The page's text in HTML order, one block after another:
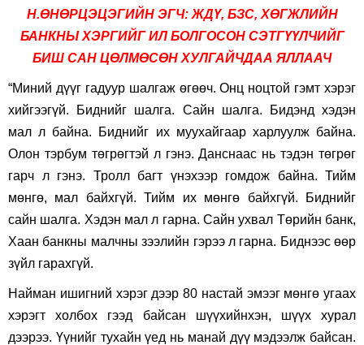
Н.ӨНӨРЦЭЦЭГИЙН ЭГЧ: ЖДҮ, БЗС, ХӨГЖЛИЙН
БАНКНЫ ХЭРГИЙГ ИЛ БОЛГОСОН СЭТГҮҮЛЧИЙГ
БИШ САН ЦӨЛМӨСӨН ХУЛГАЙЧДАА ЯЛЛААЧ
“Миний дүүг гадуур шалгаж өгөөч. Онц ноцтой гэмт хэрэг
хийгээгүй. Биднийг шалга. Сайн шалга. Бидэнд хэдэн
мал л байна. Биднийг их муухайгаар харлуулж байна.
Олон тэрбум төгрөгтэй л гэнэ. Данснаас нь тэдэн төгрөг
гарч л гэнэ. Тролл багт үнэхээр гомдож байна. Тийм
мөнгө, мал байхгүй. Тийм их мөнгө байхгүй. Биднийг
сайн шалга. Хэдэн мал л гарна. Сайн ухвал Төрийн банк,
Хаан банкны малчны зээлийн гэрээ л гарна. Биднээс өөр
зүйл гарахгүй.
Найман ишигний хэрэг дээр 80 настай эмээг мөнгө угаах
хэрэгт холбох гээд байсан шүүхийнхэн, шүүх хурал
дээрээ. Үүнийг тухайн үед нь манай дүү мэдээлж байсан.